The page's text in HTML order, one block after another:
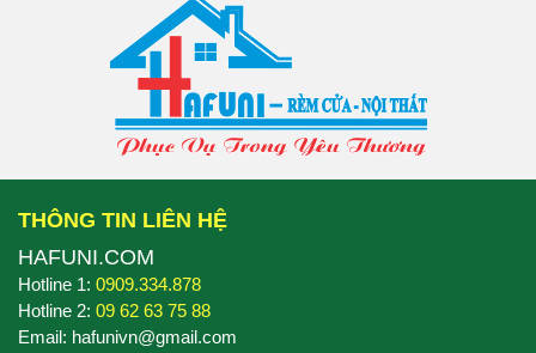
THÔNG TIN LIÊN HỆ
HAFUNI.COM
Hotline 1: 0909.334.878
Hotline 2: 09 62 63 75 88
Email: hafunivn@gmail.com